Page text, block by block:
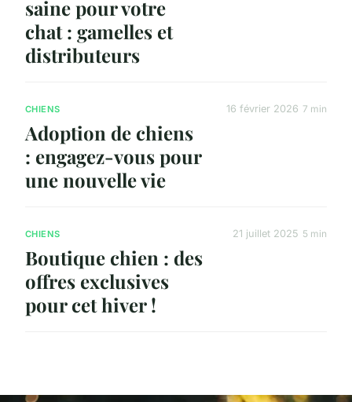
saine pour votre
chat : gamelles et
distributeurs
CHIENS
Adoption de chiens
: engagez-vous pour
une nouvelle vie
16 février 2026 7 min
CHIENS
Boutique chien : des
offres exclusives
pour cet hiver !
21 juillet 2025 5 min